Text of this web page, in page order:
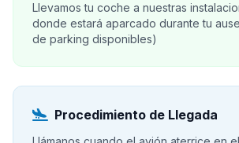
Llevamos tu coche a nuestras
donde estará aparcado durante tu
de parking disponibles)
Procedimiento de Llegada